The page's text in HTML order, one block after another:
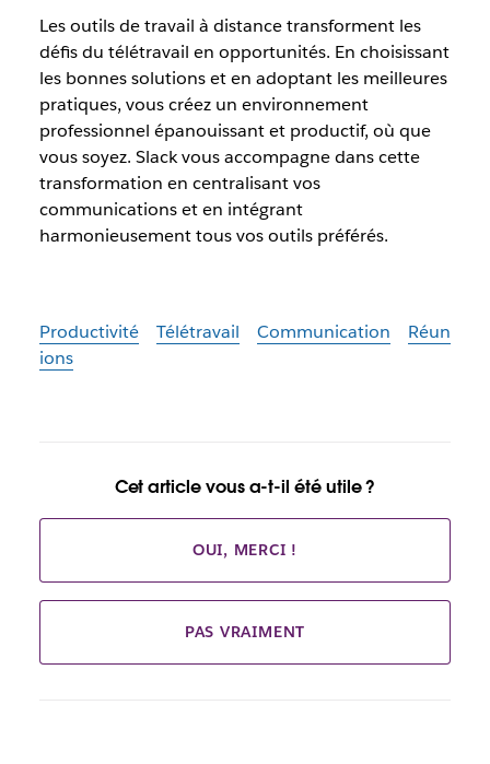
Les outils de travail à distance transforment les
défis du télétravail en opportunités. En choisissant
les bonnes solutions et en adoptant les meilleures
pratiques, vous créez un environnement
professionnel épanouissant et productif, où que
vous soyez. Slack vous accompagne dans cette
transformation en centralisant vos
communications et en intégrant
harmonieusement tous vos outils préférés.
Productivité Télétravail Communication
Réun
ions
Cet article vous a-t-il été utile ?
OUI, MERCI !
PAS VRAIMENT